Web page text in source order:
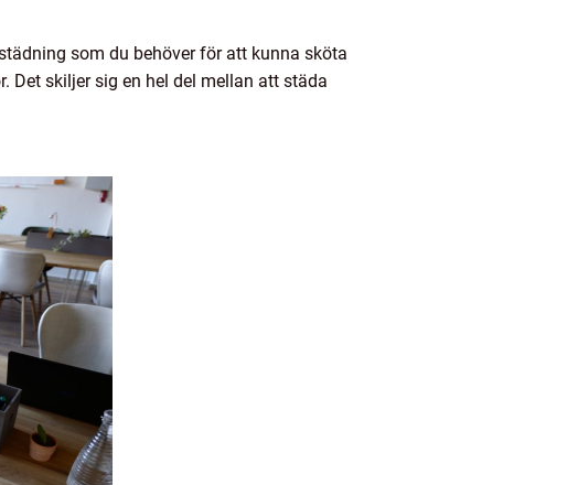
som du behöver för att kunna sköta
Det skiljer sig en hel del mellan att städa